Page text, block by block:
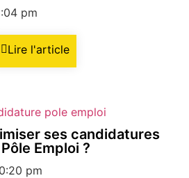
pm
Lire l'article
ses candidatures
Emploi ?
pm